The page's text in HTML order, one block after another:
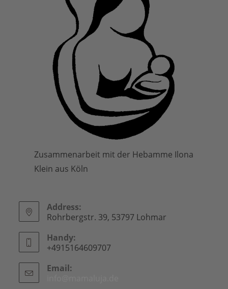
Zusammenarbeit mit der Hebamme Ilona
Klein aus Köln
Address:
Rohrbergstr. 39, 53797 Lohmar
Handy:
+4915164609707
Email: